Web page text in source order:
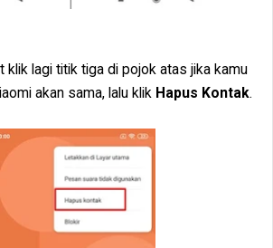
klik lagi titik tiga di pojok atas jika kamu
akan sama, lalu klik Hapus Kontak.